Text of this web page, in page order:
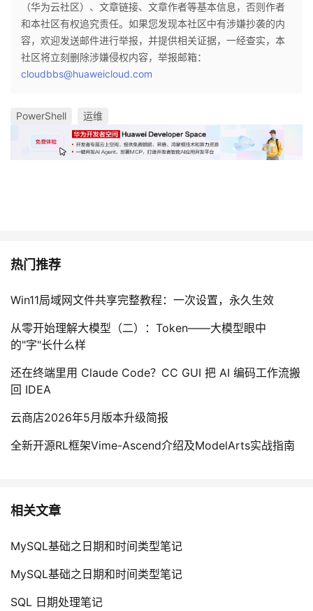
（华为云社区）、文章链接、文章作者等基本信息，否则作者
和本社区有权追究责任。如果您发现本社区中有涉嫌抄袭的内
容，欢迎发送邮件进行举报，并提供相关证据，一经查实，本
社区将立刻删除涉嫌侵权内容，举报邮箱：
cloudbbs@huaweicloud.com
PowerShell 运维
热门推荐
Win11局域网文件共享完整教程：一次设置，永久生效
从零开始理解大模型（二）：Token——大模型眼中
的"字"长什么样
还在终端里用 Claude Code？CC GUI 把 AI 编码工作流搬
回 IDEA
云商店2026年5月版本升级简报
全新开源RL框架Vime-Ascend介绍及ModelArts实战指南
相关文章
MySQL基础之日期和时间类型笔记
MySQL基础之日期和时间类型笔记
SQL 日期处理笔记